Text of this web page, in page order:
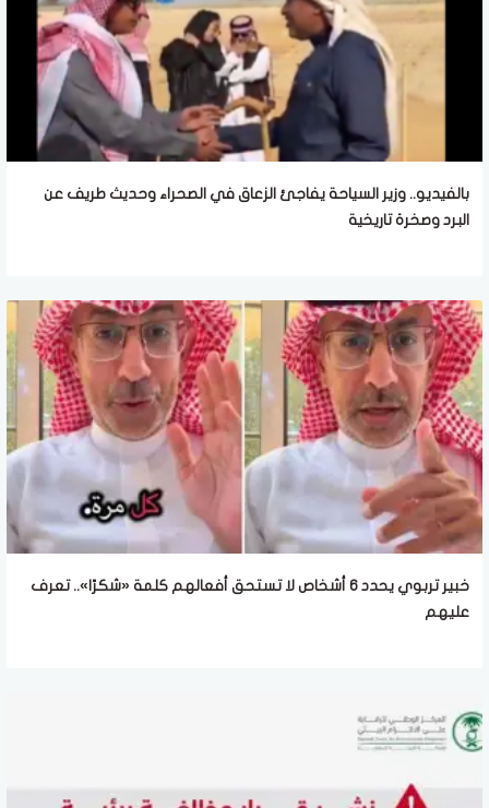
بالفيديو.. وزير السياحة يفاجئ الزعاق في الصحراء وحديث طريف عن
البرد وصخرة تاريخية
خبير تربوي يحدد 6 أشخاص لا تستحق أفعالهم كلمة «شكرًا».. تعرف
عليهم